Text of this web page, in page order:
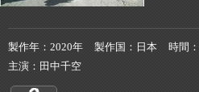
製作年 2020年 製作国 日本 時間
主演
田中千空